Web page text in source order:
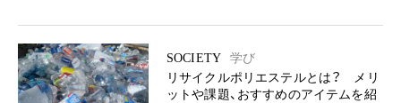
SOCIETY
学び
リサイクルポリエステルとは？ メリ
ットや課題、おすすめのアイテムを紹